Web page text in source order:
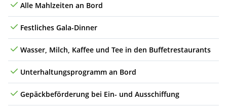
Alle Mahlzeiten an Bord
Festliches Gala-Dinner
Wasser, Milch, Kaffee und Tee in den Buffetrestaurants
Unterhaltungsprogramm an Bord
Gepäckbeförderung bei Ein- und Ausschiffung